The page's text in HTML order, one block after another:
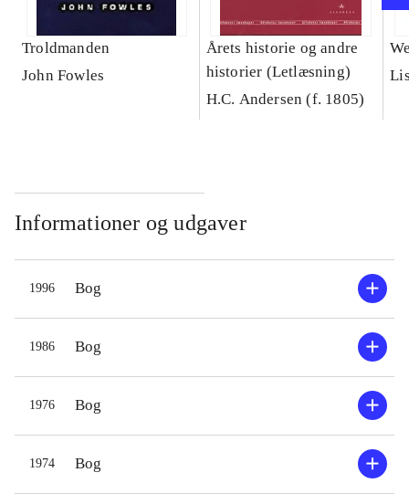
Troldmanden
John Fowles
Årets historie og andre
historier (Letlæsning)
H.C. Andersen (f. 1805)
Informationer og udgaver
1996 Bog
1986 Bog
1976 Bog
1974 Bog